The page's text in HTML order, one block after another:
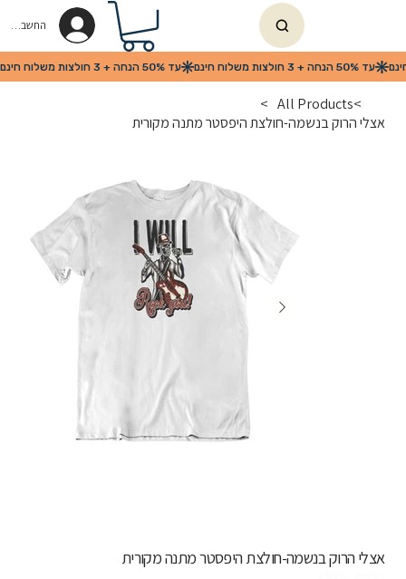
החשבון שלי
>
All Products
>
אצלי הרוק בנשמה-חולצת היפסטר מתנה מקורית
אצלי הרוק בנשמה-חולצת היפסטר מתנה מקורית